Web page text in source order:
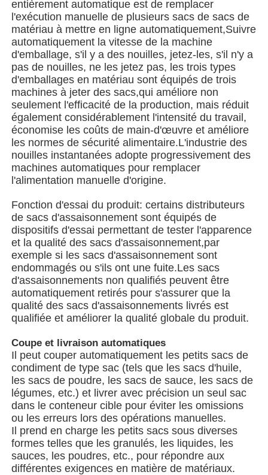
Machine à emballer à plusieurs voies
Machine déshydratante de machine à mettre sous
Machine à compter les cartes
Machines d'emballage
machine à cartonner
machine de remplissage
machine de boulette
Machine d'emballage de sacs à filets
Machine à emballer verticale
Machine à emballer horizontale
Machine d'emballage à comptage visuel
entièrement automatique est de remplacer
l'exécution manuelle de plusieurs sacs de sacs de
matériau à mettre en ligne automatiquement,Suivre
automatiquement la vitesse de la machine
d'emballage, s'il y a des nouilles, jetez-les, s'il n'y a
pas de nouilles, ne les jetez pas, les trois types
d'emballages en matériau sont équipés de trois
machines à jeter des sacs,qui améliore non
seulement l'efficacité de la production, mais réduit
également considérablement l'intensité du travail,
économise les coûts de main-d'œuvre et améliore
les normes de sécurité alimentaire.L'industrie des
nouilles instantanées adopte progressivement des
machines automatiques pour remplacer
l'alimentation manuelle d'origine.
Fonction d'essai du produit: certains distributeurs
de sacs d'assaisonnement sont équipés de
dispositifs d'essai permettant de tester l'apparence
et la qualité des sacs d'assaisonnement,par
exemple si les sacs d'assaisonnement sont
endommagés ou s'ils ont une fuite.Les sacs
d'assaisonnements non qualifiés peuvent être
automatiquement retirés pour s'assurer que la
qualité des sacs d'assaisonnements livrés est
qualifiée et améliorer la qualité globale du produit.
Coupe et livraison automatiques
Il peut couper automatiquement les petits sacs de
condiment de type sac (tels que les sacs d'huile,
les sacs de poudre, les sacs de sauce, les sacs de
légumes, etc.) et livrer avec précision un seul sac
dans le conteneur cible pour éviter les omissions
ou les erreurs lors des opérations manuelles.
Il prend en charge les petits sacs sous diverses
formes telles que les granulés, les liquides, les
sauces, les poudres, etc., pour répondre aux
différentes exigences en matière de matériaux.